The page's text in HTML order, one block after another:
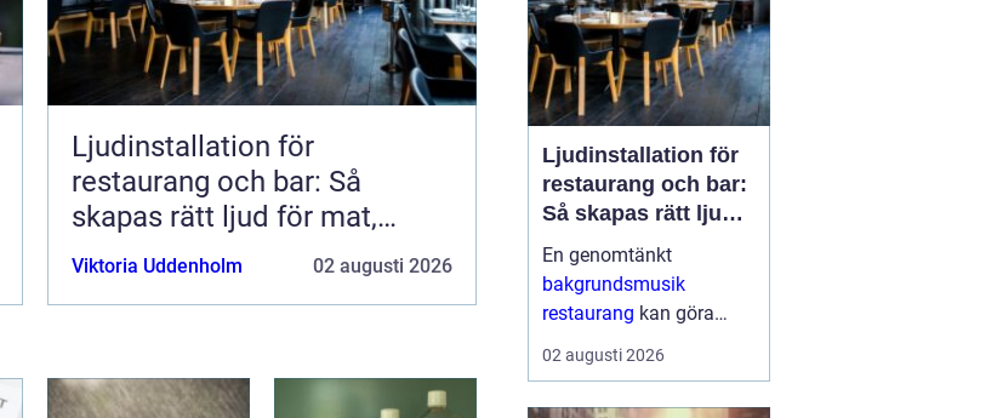
Ljudinstallation för
restaurang och bar: Så
skapas rätt ljud för mat,
dryck och stämning
Viktoria Uddenholm 02 augusti 2026
Ljudinstallation för
restaurang och bar:
Så skapas rätt ljud
för mat, dryck och
stämning
En genomtänkt
bakgrundsmusik
restaurang kan göra
skillnaden mellan en
lokal som gästerna
02 augusti 2026